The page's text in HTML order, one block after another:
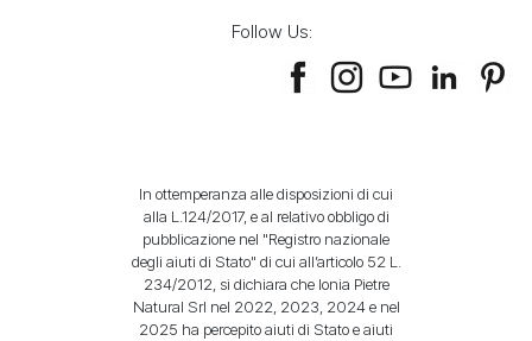
Follow Us:
In ottemperanza alle disposizioni di cui
alla L.124/2017, e al relativo obbligo di
pubblicazione nel "Registro nazionale
degli aiuti di Stato" di cui all’articolo 52 L.
234/2012, si dichiara che Ionia Pietre
Natural Srl nel 2022, 2023, 2024 e nel
2025 ha percepito aiuti di Stato e aiuti